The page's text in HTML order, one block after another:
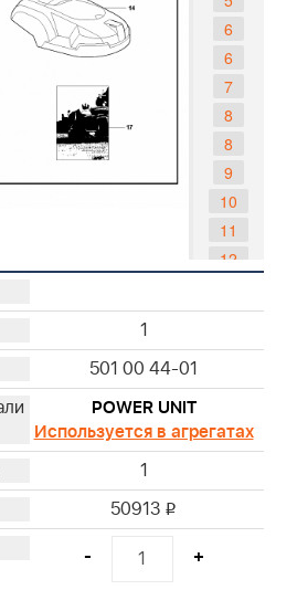
6
6
7
8
8
9
10
11
12
14
14
15
16
16
1
501 00 44-01
POWER UNIT
Используется в агрегатах
1
50913 i
- +